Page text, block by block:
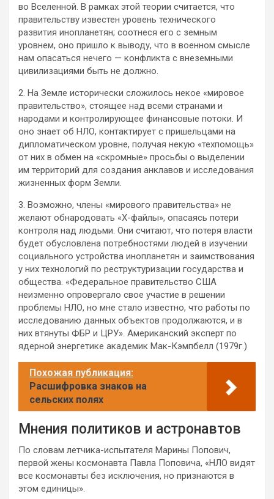
во Вселенной. В рамках этой теории считается, что
правительству известен уровень технического
развития инопланетян; соотнеся его с земным
уровнем, оно пришло к выводу, что в военном смысле
нам опасаться нечего — конфликта с внеземными
цивилизациями быть не должно.
2. На Земле исторически сложилось некое «мировое
правительство», стоящее над всеми странами и
народами и контролирующее финансовые потоки. И
оно знает об НЛО, контактирует с пришельцами на
дипломатическом уровне, получая некую «техпомощь»
от них в обмен на «скромные» просьбы о выделении
им территорий для создания анклавов и исследования
жизненных форм Земли.
3. Возможно, члены «мирового правительства» не
желают обнародовать «Х-файлы», опасаясь потери
контроля над людьми. Они считают, что потеря власти
будет обусловлена потребностями людей в изучении
социального устройства инопланетян и заимствования
у них технологий по реструктуризации государства и
общества. «Федеральное правительство США
неизменно опровергало свое участие в решении
проблемы НЛО, но мне стало известно, что работы по
исследованию данных объектов продолжаются, и в
них втянуты ФБР и ЦРУ». Американский эксперт по
ядерной энергетике академик Мак-Кэмпбелл (1979г.)
Похожая публикация:
Расшифровка знаков на
сельских полях
Мнения политиков и астронавтов
По словам летчика-испытателя Марины Попович,
первой жены космонавта Павла Поповича, «НЛО видят
все космонавты без исключения, но признаются в
этом единицы».